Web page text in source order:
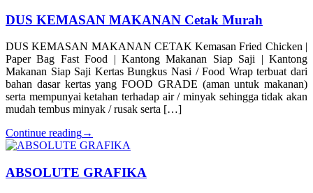
DUS KEMASAN MAKANAN Cetak Murah
DUS KEMASAN MAKANAN CETAK Kemasan Fried Chicken |
Paper Bag Fast Food | Kantong Makanan Siap Saji | Kantong
Makanan Siap Saji Kertas Bungkus Nasi / Food Wrap terbuat dari
bahan dasar kertas yang FOOD GRADE (aman untuk makanan)
serta mempunyai ketahan terhadap air / minyak sehingga tidak akan
mudah tembus minyak / rusak serta […]
Continue reading→
ABSOLUTE GRAFIKA